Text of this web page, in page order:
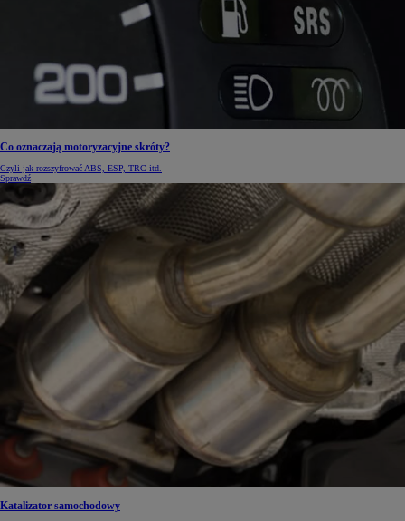
Co oznaczają motoryzacyjne skróty?
Czyli jak rozszyfrować ABS, ESP, TRC itd.
Sprawdź
Katalizator samochodowy